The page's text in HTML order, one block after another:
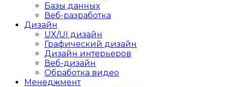
Базы данных
Веб-разработка
Дизайн
UX/UI дизайн
Графический дизайн
Дизайн интерьеров
Веб-дизайн
Обработка видео
Менеджмент